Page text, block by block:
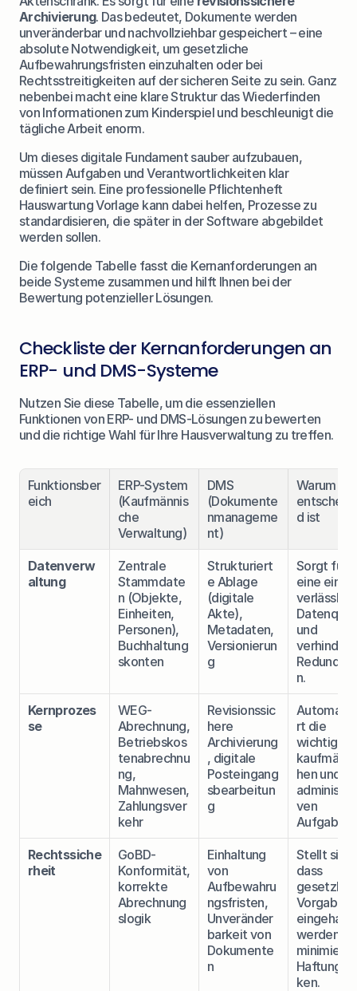
Archivierung. Das bedeutet, Dokumente werden
unveränderbar und nachvollziehbar gespeichert – eine
absolute Notwendigkeit, um gesetzliche
Aufbewahrungsfristen einzuhalten oder bei
Rechtsstreitigkeiten auf der sicheren Seite zu sein. Ganz
nebenbei macht eine klare Struktur das Wiederfinden
von Informationen zum Kinderspiel und beschleunigt die
tägliche Arbeit enorm.
Um dieses digitale Fundament sauber aufzubauen,
müssen Aufgaben und Verantwortlichkeiten klar
definiert sein. Eine professionelle Pflichtenheft
Hauswartung Vorlage kann dabei helfen, Prozesse zu
standardisieren, die später in der Software abgebildet
werden sollen.
Die folgende Tabelle fasst die Kernanforderungen an
beide Systeme zusammen und hilft Ihnen bei der
Bewertung potenzieller Lösungen.
Checkliste der Kernanforderungen an
ERP- und DMS-Systeme
Nutzen Sie diese Tabelle, um die essenziellen
Funktionen von ERP- und DMS-Lösungen zu bewerten
und die richtige Wahl für Ihre Hausverwaltung zu treffen.
Funktionsber
eich
ERP-System
(Kaufmännis
che
Verwaltung)
DMS
(Dokumente
nmanageme
nt)
Warum es
d ist
Datenverw
altung
Zentrale
Stammdate
n (Objekte,
Einheiten,
Personen),
Buchhaltung
skonten
Strukturiert
e Ablage
(digitale
Akte),
Metadaten,
Versionierun
g
Sorgt für
eine
und
verhindert
n.
Kernprozes
se
WEG-
Abrechnung,
Betriebskos
tenabrechnu
ng,
Mahnwesen,
Zahlungsver
kehr
Revisionssic
here
Archivierung
, digitale
Posteingang
sbearbeitun
g
rt die
hen und
ven
Aufgaben.
Rechtssiche
rheit
GoBD-
Konformität,
korrekte
Abrechnung
slogik
Einhaltung
von
Aufbewahru
ngsfristen,
Unveränder
barkeit von
Dokumente
n
Stellt
dass
Vorgaben
werden
minimiert
ken.